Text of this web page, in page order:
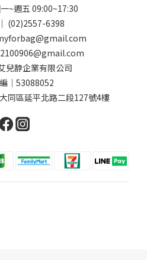
~週五 09:00~17:30
(02)2557-6398
兒馞企業有限公司
｜53088052
同區延平北路二段127號4樓